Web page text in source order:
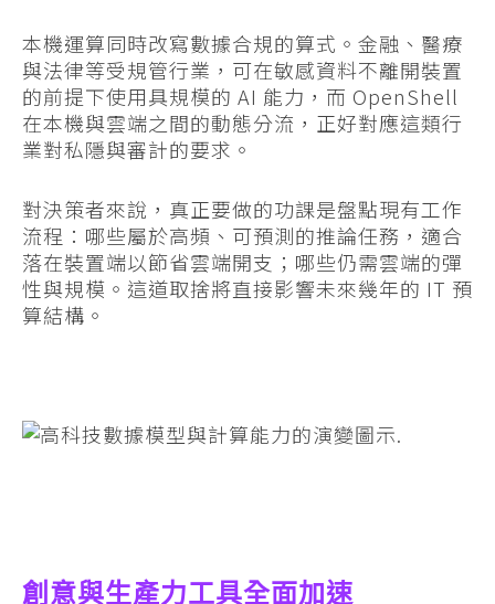
本機運算同時改寫數據合規的算式。金融、醫療
與法律等受規管行業，可在敏感資料不離開裝置
的前提下使用具規模的 AI 能力，而 OpenShell
在本機與雲端之間的動態分流，正好對應這類行
業對私隱與審計的要求。
對決策者來說，真正要做的功課是盤點現有工作
流程：哪些屬於高頻、可預測的推論任務，適合
落在裝置端以節省雲端開支；哪些仍需雲端的彈
性與規模。這道取捨將直接影響未來幾年的 IT 預
算結構。
創意與生產力工具全面加速